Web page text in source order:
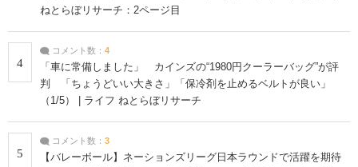
ねとらぼリサーチ：2ページ目
4
コメント数： 4
「車に常備しました」 カインズの“1980円クーラーバッグ”が評
判 「ちょうどいい大きさ」「保冷剤を止めるベルトが良い」
（1/5） | ライフ ねとらぼリサーチ
5
コメント数： 3
【バレーボール】ネーションズリーグ日本ラウンドで活躍を期待